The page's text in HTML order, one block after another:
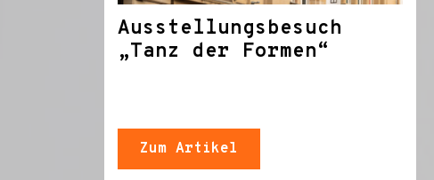
Ausstellungsbesuch
„Tanz der Formen“
Zum Artikel